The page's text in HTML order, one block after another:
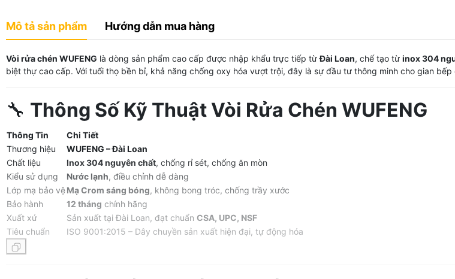
Mô tả sản phẩm Hướng dẫn mua hàng
Vòi rửa chén WUFENG là dòng sản phẩm cao cấp được nhập khẩu trực tiếp từĐài Loan, chế tạo từ inox 304
biệt thự cao cấp. Với tuổi thọ bền bỉ, khả năng chống oxy hóa vượt trội, đây là sự đầu tư thông minh cho gian bếp
🔧 Thông Số Kỹ Thuật Vòi Rửa Chén WUFENG
Thông Tin
Chi Tiết
Thương hiệu
WUFENG – Đài Loan
Chất liệu
Inox 304 nguyên chất, chống rỉ sét, chống ăn mòn
Kiểu sử dụng
Nước lạnh, điều chỉnh dễ dàng
Lớp mạ bảo vệMạ Crom sáng bóng, không bong tróc, chống trầy xước
Bảo hành
12 tháng chính hãng
Xuất xứ
Sản xuất tại Đài Loan, đạt chuẩn CSA, UPC, NSF
Tiêu chuẩn
ISO 9001:2015 – Dây chuyền sản xuất hiện đại, tự động hóa